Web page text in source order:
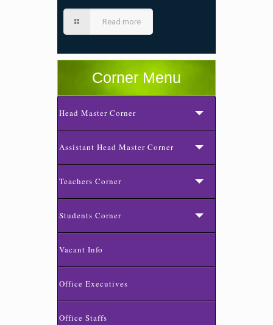
Read more
Corner Menu
Head Master Corner
Assistant Head Master Corner
Teachers Corner
Students Corner
Vacant Info
Office Executives
Office Staffs